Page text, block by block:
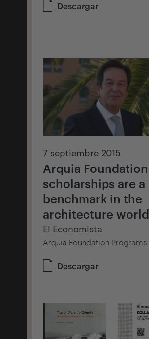
Descargar
7 septiembre 2015
Arquia Foundation
scholarships are a
benchmark in the
architecture world
El Economista
Arquia Foundation Programs
Descargar